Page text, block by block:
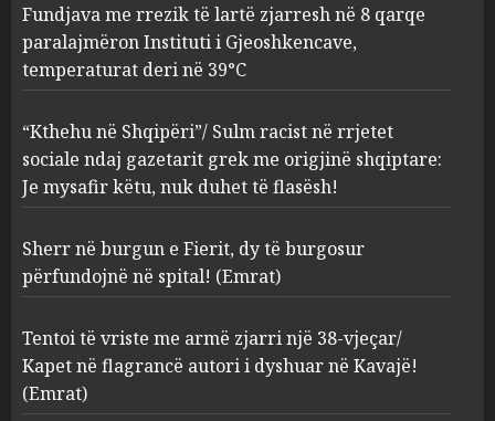
2
racist në rrjetet sociale ndaj
gazetarit grek me origjinë
shqiptare: Je mysafir këtu,
nuk duhet të flasësh!
3
Sherr në burgun e Fierit, dy të
burgosur përfundojnë në
AUGUST 8, 2026
Tentoi të vriste me armë
zjarri një 38-vjeçar/ Kapet në
flagrancë autori i dyshuar në
Kavajë! (Emrat)
Fundjava me rrezik të lartë zjarresh në 8 qarqe
paralajmëron Instituti i Gjeoshkencave,
temperaturat deri në 39°C
“Kthehu në Shqipëri”/ Sulm racist në rrjetet
sociale ndaj gazetarit grek me origjinë shqiptare:
Je mysafir këtu, nuk duhet të flasësh!
Sherr në burgun e Fierit, dy të burgosur
përfundojnë në spital! (Emrat)
Tentoi të vriste me armë zjarri një 38-vjeçar/
Kapet në flagrancë autori i dyshuar në Kavajë!
(Emrat)